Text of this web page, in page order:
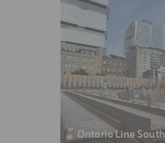
Ontario Line South